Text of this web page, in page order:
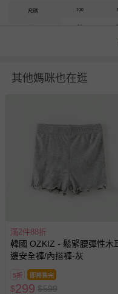
1. 尺寸表單位皆為公分
測量起迄點等因素略有誤差
2. 尺寸表乃依平均值制定
3. 第一次穿之前，建議單獨
5. 若含牛仔布、有色布料
以免相互移染。請使用中
6.由於紗、蕾絲、亮片材
輕柔手洗，並請依顏色分
面放入洗衣網、再放洗衣
有標示不可機洗或乾洗，
其他媽咪也在逛
滿2件88折
韓國 OZKIZ - 鬆緊腰彈性木
邊安全褲/內搭褲-灰
5折 即將售完
$299 $599